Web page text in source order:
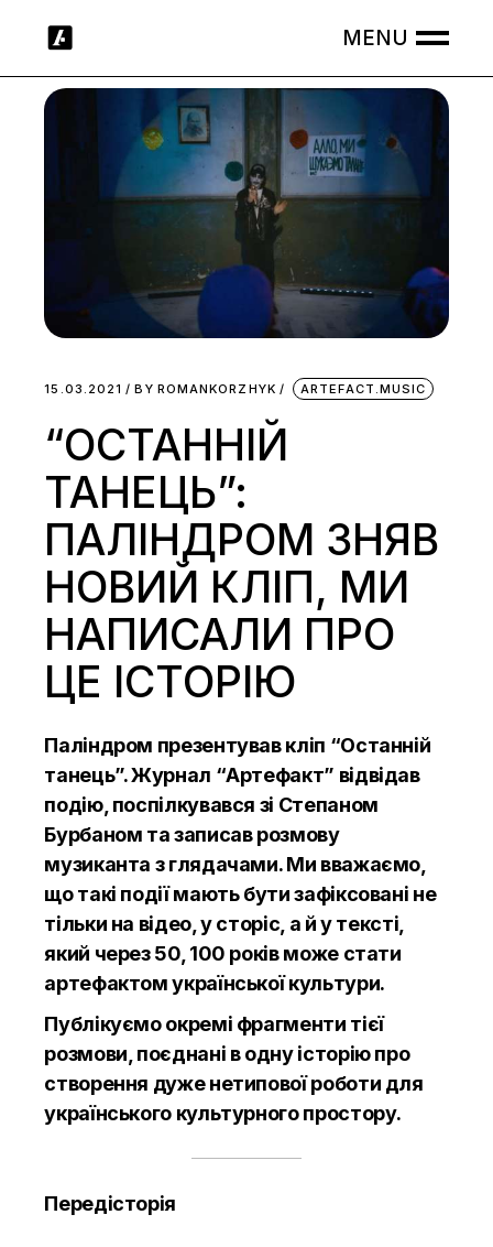
15.03.2021 BY ROMANKORZHYK ARTEFACT.MUSIC
“ОСТАННІЙ
ТАНЕЦЬ”:
ПАЛІНДРОМ ЗНЯВ
НОВИЙ КЛІП, МИ
НАПИСАЛИ ПРО
ЦЕ ІСТОРІЮ
Паліндром презентував кліп “Останній
танець”. Журнал “Артефакт” відвідав
подію, поспілкувався зі Степаном
Бурбаном та записав розмову
музиканта з глядачами. Ми вважаємо,
що такі події мають бути зафіксовані не
тільки на відео, усторіс , а й у тексті,
який через 50, 100 років може стати
артефактом української культури.
Публікуємо окремі фрагменти тієї
розмови, поєднані в одну історію про
створення дуже нетипової роботи для
українського культурного простору.
Передісторія